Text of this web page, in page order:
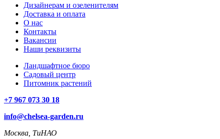
Дизайнерам и озеленителям
Доставка и оплата
О нас
Контакты
Вакансии
Наши реквизиты
Ландшафтное бюро
Садовый центр
Питомник растений
+7 967 073 30 18
info@chelsea-garden.ru
Москва, ТиНАО